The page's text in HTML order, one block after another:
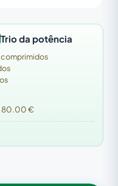
Trio da potência
80.00 €